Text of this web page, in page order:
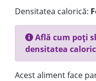
Densitatea calorică:
Află cum poți
densitatea
Acest aliment face